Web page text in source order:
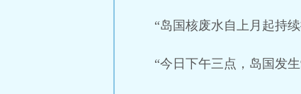
“岛国核废水自上月起持
“今日下午三点，岛国发